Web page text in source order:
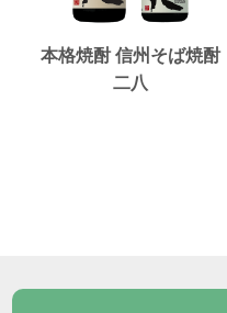
本格焼酎 信州そば焼酎
二八